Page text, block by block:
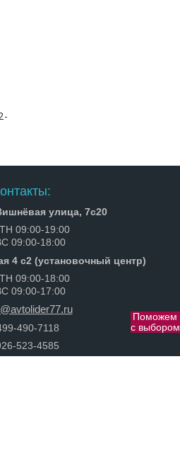
улица, 7с20
09:00-19:00
09:00-18:00
4 с2 (установочный центр)
09:00-18:00
09:00-17:00
490-7118
523-4585
Поможем
c выбором